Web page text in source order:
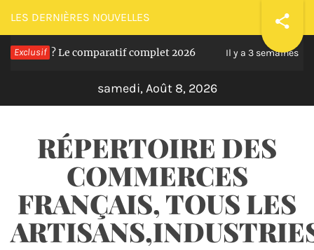
Passer
au
contenu
LES DERNIÈRES NOUVELLES
Exclusif
? Le comparatif complet 2026 Il y a 3 semaines
samedi, Août 8, 2026
RÉPERTOIRE DES
COMMERCES
FRANÇAIS, TOUS LES